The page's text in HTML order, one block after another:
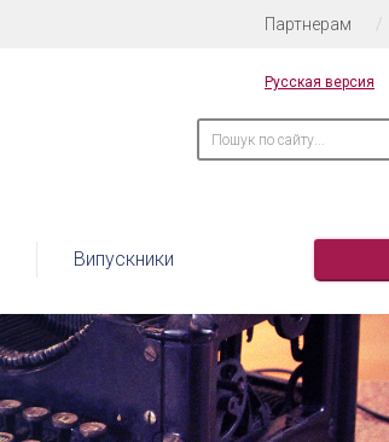
Партнерам /
Русская версия
Випускники